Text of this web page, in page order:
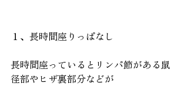
１、長時間座りっぱなし
長時間座っているとリンパ節がある鼠
径部やヒザ裏部分などが